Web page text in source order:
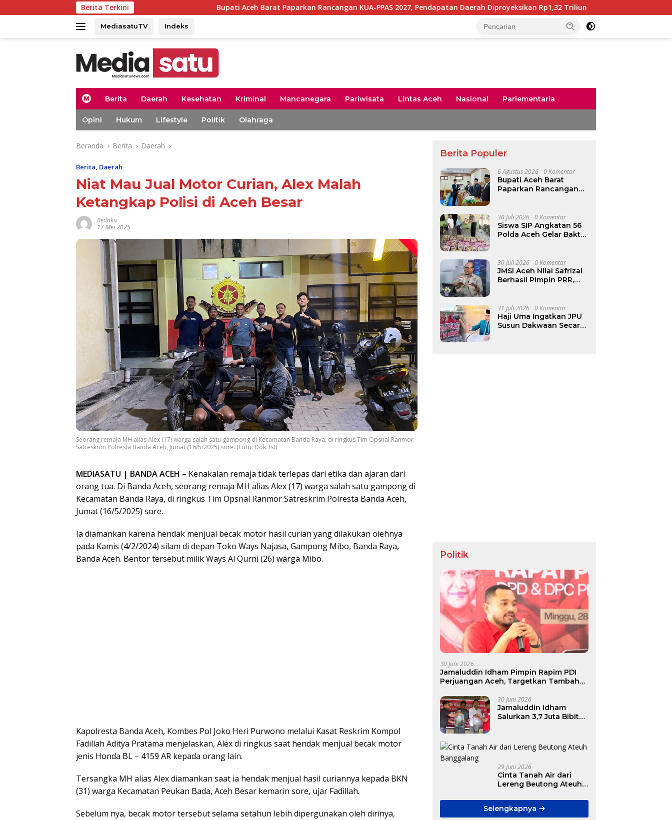
ke
Berita Terkini Bupati Aceh Barat Paparkan Rancangan KUA-PPAS 2027, Pendapatan Daerah Diproyeksikan Rp1,32 Triliun Bunda PAUD Aceh Kunjungi
MediasatuTV Indeks
H
m
e
Berita Daerah Kesehatan Kriminal Mancanegara Pariwisata Lintas Aceh Nasional Parlementaria
Opini Hukum Lifestyle Politik Olahraga
Beranda Berita Daerah
Berita, Daerah
Niat Mau Jual Motor Curian, Alex Malah
Ketangkap Polisi di Aceh Besar
Redaksi
17 Mei 2025
Seorang remaja MH alias Alex (17) warga salah satu gampong di Kecamatan Banda Raya, di ringkus Tim Opsnal Ranmor
Satreskrim Polresta Banda Aceh, Jumat (16/5/2025) sore. (Foto: Dok. Ist)
MEDIASATU | BANDA ACEH – Kenakalan remaja tidak terlepas dari etika dan ajaran dari
orang tua. Di Banda Aceh, seorang remaja MH alias Alex (17) warga salah satu gampong di
Kecamatan Banda Raya, di ringkus Tim Opsnal Ranmor Satreskrim Polresta Banda Aceh,
Jumat (16/5/2025) sore.
Ia diamankan karena hendak menjual becak motor hasil curian yang dilakukan olehnya
pada Kamis (4/2/2024) silam di depan Toko Ways Najasa, Gampong Mibo, Banda Raya,
Banda Aceh. Bentor tersebut milik Ways Al Qurni (26) warga Mibo.
Kapolresta Banda Aceh, Kombes Pol Joko Heri Purwono melalui Kasat Reskrim Kompol
Fadillah Aditya Pratama menjelaskan, Alex di ringkus saat hendak menjual becak motor
jenis Honda BL – 4159 AR kepada orang lain.
Tersangka MH alias Alex diamankan saat ia hendak menjual hasil curiannya kepada BKN
(31) warga Kecamatan Peukan Bada, Aceh Besar kemarin sore, ujar Fadillah.
Sebelum nya, becak motor tersebut selama setahun lebih dipergunakan oleh dirinya,
Berita Populer
6 Agustus 2026 0 Komentar
Bupati Aceh Barat
Paparkan Rancangan
Diproyeksikan Rp1,32
Triliun
30 Juli 2026 0 Komentar
Siswa SIP Angkatan 56
Polda Aceh Gelar Bakti
30 Juli 2026 0 Komentar
JMSI Aceh Nilai Safrizal
Berhasil Pimpin PRR,
31 Juli 2026 0 Komentar
Haji Uma Ingatkan JPU
Susun Dakwaan Secara
Politik
30 Juni 2026
Jamaluddin Idham Pimpin Rapim PDI
Perjuangan Aceh, Targetkan Tambah
30 Juni 2026
Jamaluddin Idham
Salurkan 3,7 Juta Bibit
Aceh
29 Juni 2026
Cinta Tanah Air dari
Lereng Beutong Ateuh
Selengkapnya